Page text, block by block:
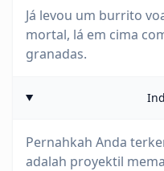
Já levou um burrito
mortal, lá em cima
granadas.
Pernahkah Anda
adalah proyektil